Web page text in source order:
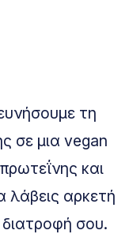
τη
σε μια vegan
και
λάβεις αρκετή
σου.